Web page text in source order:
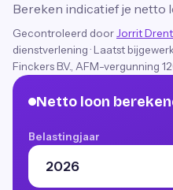
Bereken indicatief je netto
Gecontroleerd door Jorrit
dienstverlening · Laatst
Finckers B.V., AFM-vergunning
Netto loon
Belastingjaar